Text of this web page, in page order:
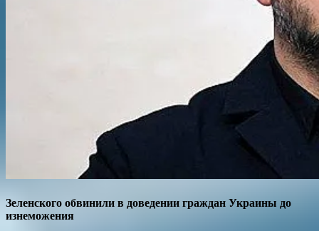
Зеленского обвинили в доведении граждан Украины до
изнеможения